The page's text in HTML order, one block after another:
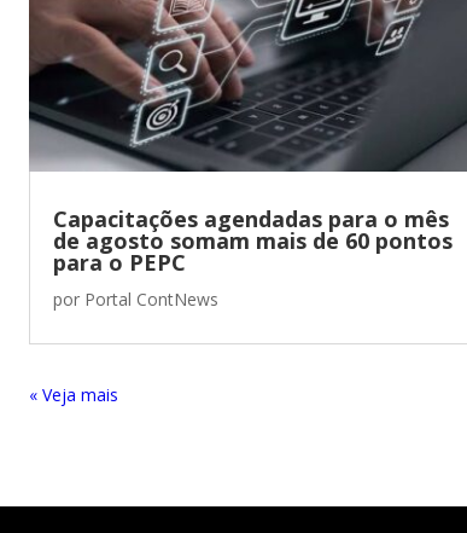
Capacitações agendadas para o mês
de agosto somam mais de 60 pontos
para o PEPC
por Portal ContNews
« Entradas Antigas